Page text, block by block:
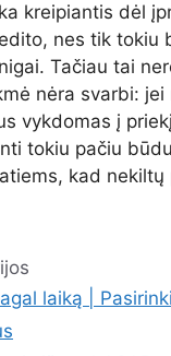
kreipiantis dėl
nes tik tokiu
Tačiau tai
nėra svarbi: jei
vykdomas į
tokiu pačiu
kad nekiltų
laiką |